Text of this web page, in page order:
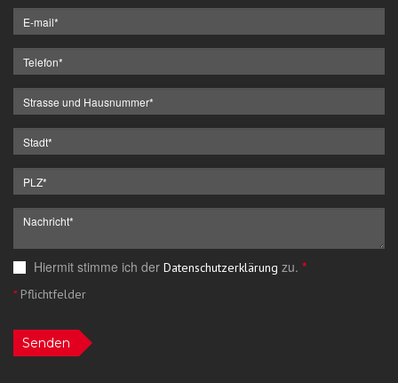
Hiermit stimme ich der Datenschutzerklärung zu. *
*Pflichtfelder
Senden